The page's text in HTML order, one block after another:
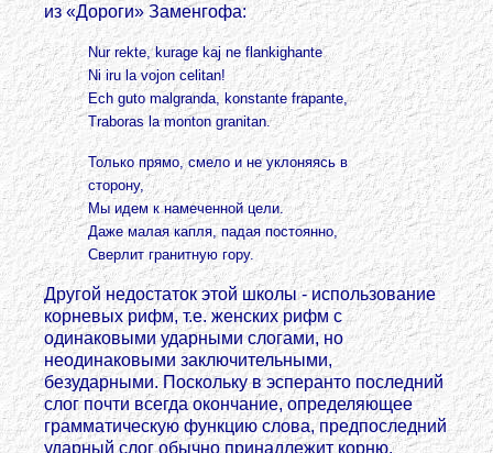
из «Дороги» Заменгофа:
Nur rekte, kurage kaj ne flankighante
Ni iru la vojon celitan!
Ech guto malgranda, konstante frapante,
Traboras la monton granitan.
Только прямо, смело и не уклоняясь в
сторону,
Мы идем к намеченной цели.
Даже малая капля, падая постоянно,
Сверлит гранитную гору.
Другой недостаток этой школы - использование
корневых рифм, т.е. женских рифм с
одинаковыми ударными слогами, но
неодинаковыми заключительными,
безударными. Поскольку в эсперанто последний
слог почти всегда окончание, определяющее
грамматическую функцию слова, предпоследний
ударный слог обычно принадлежит корню,